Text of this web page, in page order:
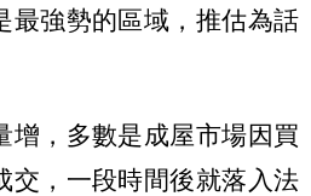
最強勢的區域，推估為話
增，多數是成屋市場因買
交，一段時間後就落入法